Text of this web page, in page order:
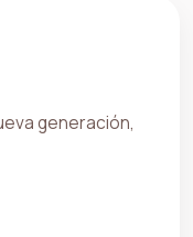
generación,